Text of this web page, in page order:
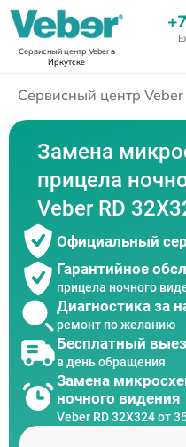
Сервисный центр Veberв
Иркутске
Сервисный центр Veber
Замена
прицела
Veber RD
Официальный
Гарантийное
прицела ночного
Диагностика за
ремонт по желанию
Бесплатный
в день обращения
Замена
ночного видения
Veber RD 32X324 от